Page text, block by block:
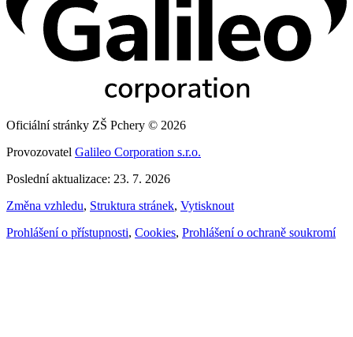
Oficiální stránky ZŠ Pchery © 2026
Provozovatel Galileo Corporation s.r.o.
Poslední aktualizace: 23. 7. 2026
Změna vzhledu, Struktura stránek, Vytisknout
Prohlášení o přístupnosti, Cookies, Prohlášení o ochraně soukromí